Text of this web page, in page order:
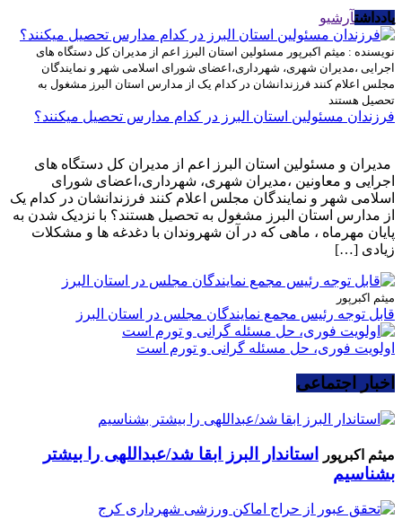
یادداشتآرشیو
نویسنده : میثم اکبرپور مسئولین استان البرز اعم از مدیران کل دستگاه های
اجرایی ،مدیران شهری، شهرداری،اعضای شورای اسلامی شهر و نمایندگان
مجلس اعلام کنند فرزندانشان در کدام یک از مدارس استان البرز مشغول به
تحصیل هستند
فرزندان مسئولین استان البرز در کدام مدارس تحصیل میکنند؟
مدیران و مسئولین استان البرز اعم از مدیران کل دستگاه های
اجرایی و معاونین ،مدیران شهری، شهرداری،اعضای شورای
اسلامی شهر و نمایندگان مجلس اعلام کنند فرزندانشان در کدام یک
از مدارس استان البرز مشغول به تحصیل هستند؟ با نزدیک شدن به
پایان مهرماه ، ماهی که در آن شهروندان با دغدغه ها و مشکلات
زیادی […]
میثم اکبرپور
قابل توجه رئیس مجمع نمایندگان مجلس در استان البرز
اولویت فوری، حل مسئله گرانی و تورم است
اخبار اجتماعی
میثم اکبرپور
استاندار البرز ابقا شد/عبداللهی را بیشتر
بشناسیم